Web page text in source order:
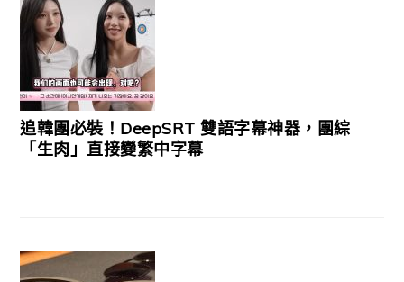
追韓團必裝！DeepSRT 雙語字幕神器，團綜
「生肉」直接變繁中字幕